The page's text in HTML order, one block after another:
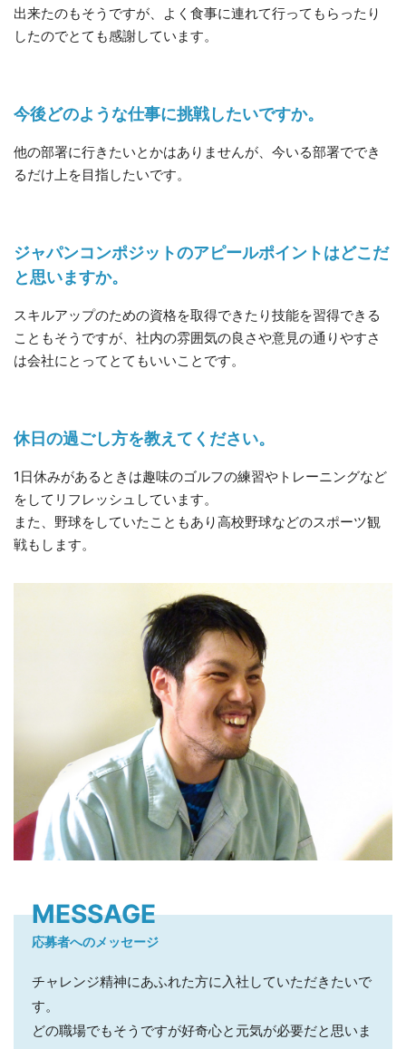
出来たのもそうですが、よく食事に連れて行ってもらったり
したのでとても感謝しています。
今後どのような仕事に挑戦したいですか。
他の部署に行きたいとかはありませんが、今いる部署ででき
るだけ上を目指したいです。
ジャパンコンポジットのアピールポイントはどこだ
と思いますか。
スキルアップのための資格を取得できたり技能を習得できる
こともそうですが、社内の雰囲気の良さや意見の通りやすさ
は会社にとってとてもいいことです。
休日の過ごし方を教えてください。
1日休みがあるときは趣味のゴルフの練習やトレーニングなど
をしてリフレッシュしています。
また、野球をしていたこともあり高校野球などのスポーツ観
戦もします。
MESSAGE
応募者へのメッセージ
チャレンジ精神にあふれた方に入社していただきたいで
す。
どの職場でもそうですが好奇心と元気が必要だと思いま